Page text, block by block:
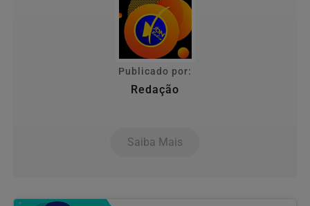
Publicado por:
Redação
Saiba Mais